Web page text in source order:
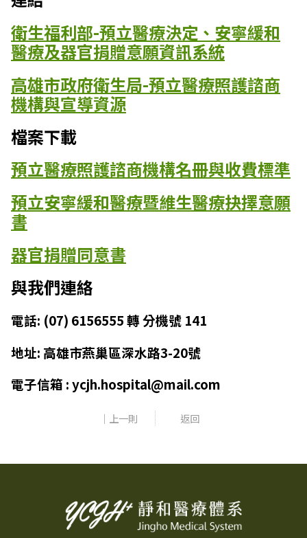
衛生福利部-預立醫療決定、安寧緩和
醫療及器官捐贈意願資訊系統
高雄市政府衛生局-預立醫療照護諮商
機構與宣導資源
檔案下載
預立醫療照護諮商機構名冊與收費標準
預立安寧緩和醫療暨維生醫療抉擇意願
書
器官捐贈同意書
與我們連絡
電話: (07) 6156555 轉 分機號 141
地址: 高雄市燕巢區深水路3-20號
電子信箱 : ycjh.hospital@mail.com
｜上一則 返回